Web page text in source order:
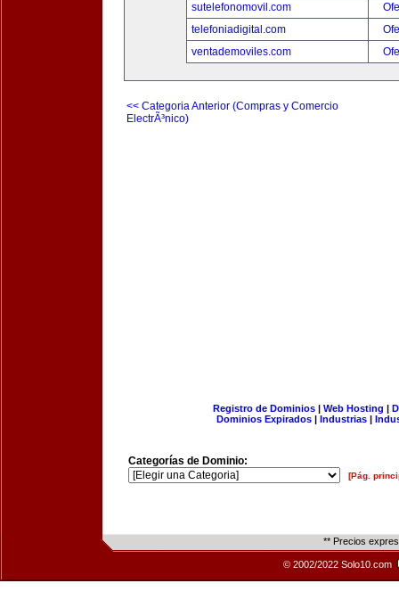
sutelefonomovil.com
telefoniadigital.com
ventademoviles.com
<< Categoria Anterior (Compras y Comercio
ElectrÃ³nico)
Registro de Dominios| Web Hosting |
Dominios Expirados | Industrias |
Categorías de Dominio:
[Pág.
** Precios
© 2002/2022 Solo10.com